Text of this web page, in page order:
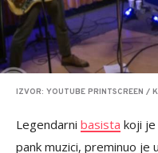
IZVOR: YOUTUBE PRINTSCREEN /
Legendarni basista koji
pank muzici, preminuo je